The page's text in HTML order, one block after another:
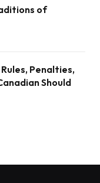
of
Penalties,
Should